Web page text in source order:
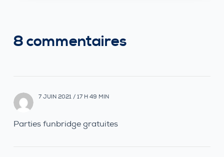
8 commentaires
7 JUIN 2021 / 17 H 49 MIN
Parties funbridge gratuites